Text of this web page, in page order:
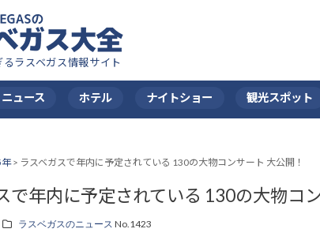
ラスベガス情報サイト
ニュース ホテル ナイトショー 観光スポット
> ラスベガスで年内に予定されている 130の大物コンサート 大公開！
で年内に予定されている 130の大物コ
ラスベガスのニュース No.1423